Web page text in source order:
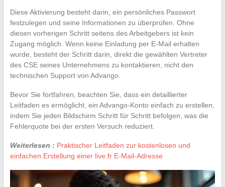
Diese Aktivierung besteht darin, ein persönliches Passwort
festzulegen und seine Informationen zu überprüfen. Ohne
diesen vorherigen Schritt seitens des Arbeitgebers ist kein
Zugang möglich. Wenn keine Einladung per E-Mail erhalten
wurde, besteht der Schritt darin, direkt die gewählten Vertreter
des CSE seines Unternehmens zu kontaktieren, nicht den
technischen Support von Advango.
Bevor Sie fortfahren, beachten Sie, dass ein detaillierter
Leitfaden es ermöglicht, ein Advango-Konto einfach zu erstellen,
indem Sie jeden Bildschirm Schritt für Schritt befolgen, was die
Fehlerquote bei der ersten Versuch reduziert.
Weiterlesen : Praktischer Leitfaden zur kostenlosen und
einfachen Erstellung einer live.fr E-Mail-Adresse